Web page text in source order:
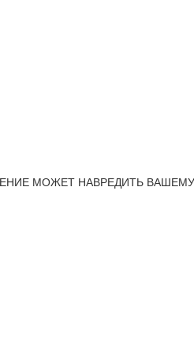
МОЖЕТ НАВРЕДИТЬ